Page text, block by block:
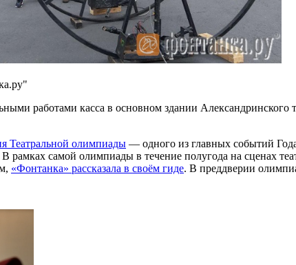
работами касса в основном здании
Театральной олимпиады — одного из главных событий
рамках самой олимпиады в течение полугода на сценах
«Фонтанка» рассказала в своём гиде. В преддверии